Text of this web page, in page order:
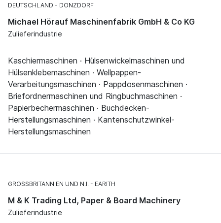
DEUTSCHLAND DONZDORF
Michael Hörauf Maschinenfabrik GmbH & Co KG
Zulieferindustrie
Kaschiermaschinen · Hülsenwickelmaschinen und
Hülsenklebemaschinen · Wellpappen-
Verarbeitungsmaschinen · Pappdosenmaschinen ·
Briefordnermaschinen und Ringbuchmaschinen ·
Papierbechermaschinen · Buchdecken-
Herstellungsmaschinen · Kantenschutzwinkel-
Herstellungsmaschinen
GROSSBRITANNIEN UND N.I. EARITH
M & K Trading Ltd, Paper & Board Machinery
Zulieferindustrie